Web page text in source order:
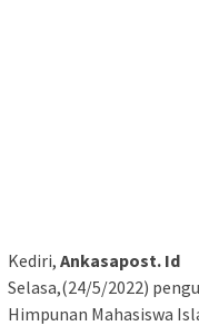
Kediri, Ankasapost. Id
Selasa,(24/5/2022)
Himpunan Mahasiswa